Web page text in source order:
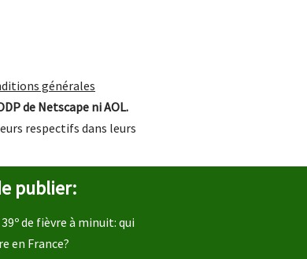
générales
de Netscape ni AOL.
respectifs dans leurs
publier:
de fièvre à minuit: qui
en France?